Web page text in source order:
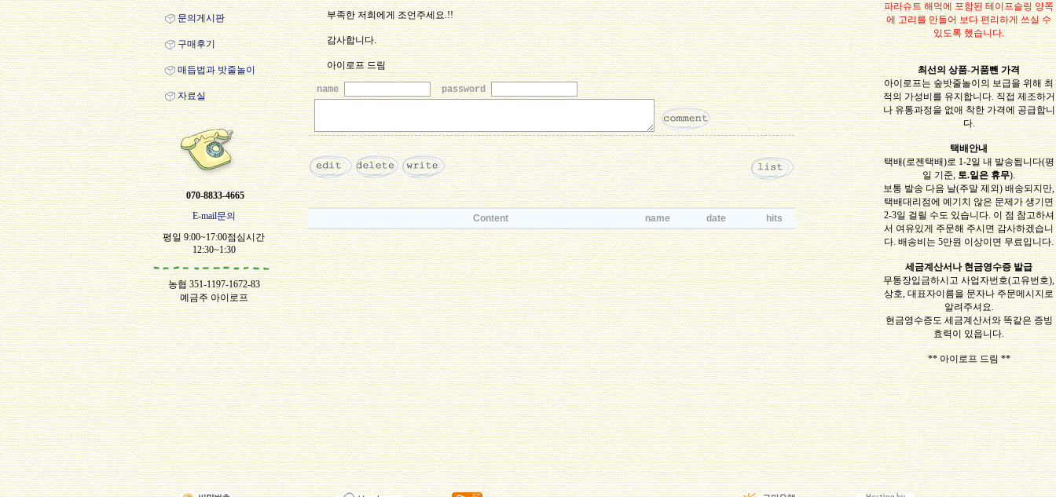
문의게시판
구매후기
매듭법과 밧줄놀이
자료실
070-8833-4665
E-mail문의
평일 9:00~17:00점심시간
12:30~1:30
농협 351-1197-1672-83
예금주 아이로프
부족한 저희에게 조언주세요.!!
감사합니다.
아이로프 드림
name password
Content name date hits
파라슈트 해먹에 포함된 테이프슬링 양쪽
에 고리를 만들어 보다 편리하게 쓰실 수
있도록 했습니다.
최선의 상품-거품뺀 가격
아이로프는 숲밧줄놀이의 보급을 위해 최
적의 가성비를 유지합니다. 직접 제조하거
나 유통과정을 없애 착한 가격에 공급합니
다.
택배안내
택배(로젠택배)로 1-2일 내 발송됩니다(평
일 기준,토.일은 휴무).
보통 발송 다음 날(주말 제외) 배송되지만,
택배대리점에 예기치 않은 문제가 생기면
2-3일 걸릴 수도 있습니다. 이 점 참고하셔
서 여유있게 주문해 주시면 감사하겠습니
다. 배송비는 5만원 이상이면 무료입니다.
세금계산서나 현금영수증 발급
무통장입금하시고 사업자번호(고유번호),
상호, 대표자이름을 문자나 주문메시지로
알려주셔요.
현금영수증도 세금계산서와 똑같은 증빙
효력이 있읍니다.
** 아이로프 드림 **